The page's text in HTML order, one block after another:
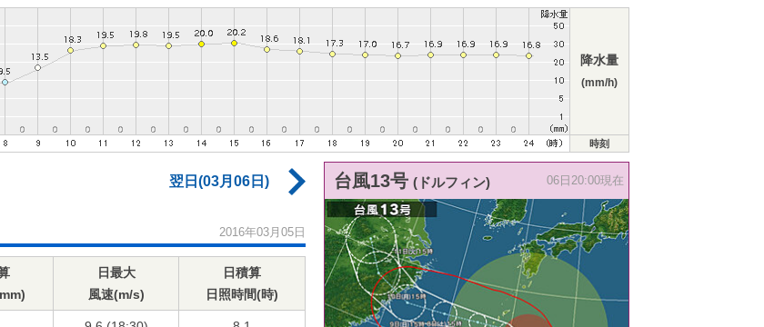
降水量
(mm/h)
時刻
翌日(03月06日)
2016年03月05日
日最大
風速(m/s)
日積算
日照時間(時)
台風13号 (ドルフィン) 06日20:00現在